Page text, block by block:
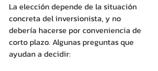
La elección depende de la situación
concreta del inversionista, y no
debería hacerse por conveniencia de
corto plazo. Algunas preguntas que
ayudan a decidir: